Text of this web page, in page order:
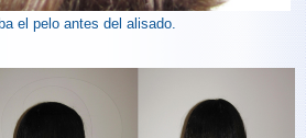
el pelo antes del alisado.